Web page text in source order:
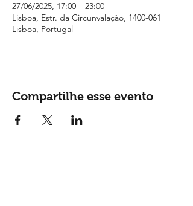
27/06/2025, 17:00 – 23:00
Lisboa, Estr. da Circunvalação, 1400-061
Lisboa, Portugal
Compartilhe esse evento